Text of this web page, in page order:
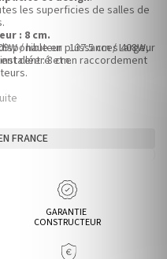
les superficies de salles de
: 8 cm.
/ hauteur : 137.5 cm / Largeur
: 8 cm.
en puissances 408W,
centré et en raccordement
FRANCE
GARANTIE
CONSTRUCTEUR